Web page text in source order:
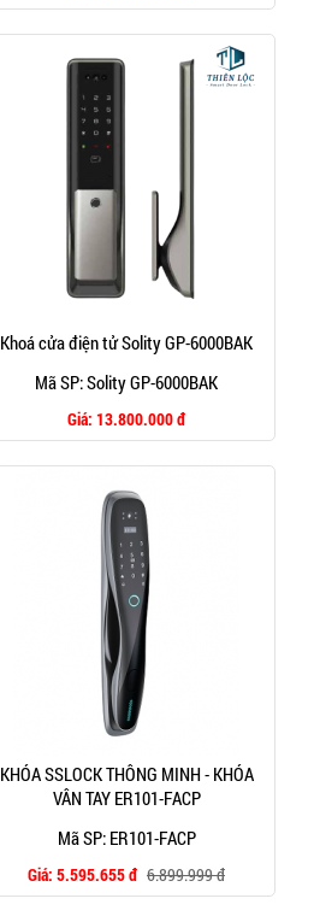
Khoá cửa điện tử Solity GP-6000BAK
Mã SP: Solity GP-6000BAK
Giá: 13.800.000 đ
KHÓA SSLOCK THÔNG MINH - KHÓA
VÂN TAY ER101-FACP
Mã SP: ER101-FACP
Giá: 5.595.655 đ 6.899.999 đ